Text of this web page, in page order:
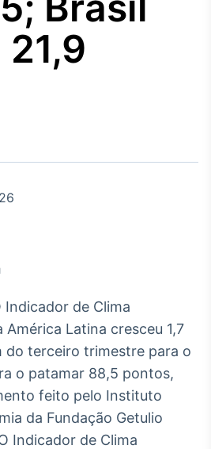
Agro
Tudo sobre o
agronegócio
no Brasil
Broadcast
White Label
Plataforma para
conteúdos
personalizados
Indicador de Clima
América Latina cresceu 1,7
do terceiro trimestre para o
o patamar 88,5 pontos,
feito pelo Instituto
da Fundação Getulio
Indicador de Clima